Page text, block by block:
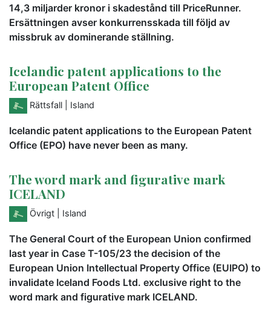
14,3 miljarder kronor i skadestånd till PriceRunner.
Ersättningen avser konkurrensskada till följd av
missbruk av dominerande ställning.
Icelandic patent applications to the
European Patent Office
Rättsfall | Island
Icelandic patent applications to the European Patent
Office (EPO) have never been as many.
The word mark and figurative mark
ICELAND
Övrigt | Island
The General Court of the European Union confirmed
last year in Case T-105/23 the decision of the
European Union Intellectual Property Office (EUIPO) to
invalidate Iceland Foods Ltd. exclusive right to the
word mark and figurative mark ICELAND.